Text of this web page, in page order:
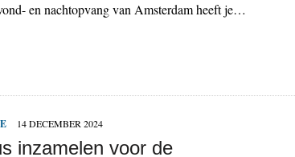
en nachtopvang van Amsterdam heeft je…
14 DECEMBER 2024
inzamelen voor de